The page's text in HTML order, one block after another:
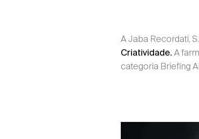
A Jaba Recordati,
Criatividade. A
categoria Briefing